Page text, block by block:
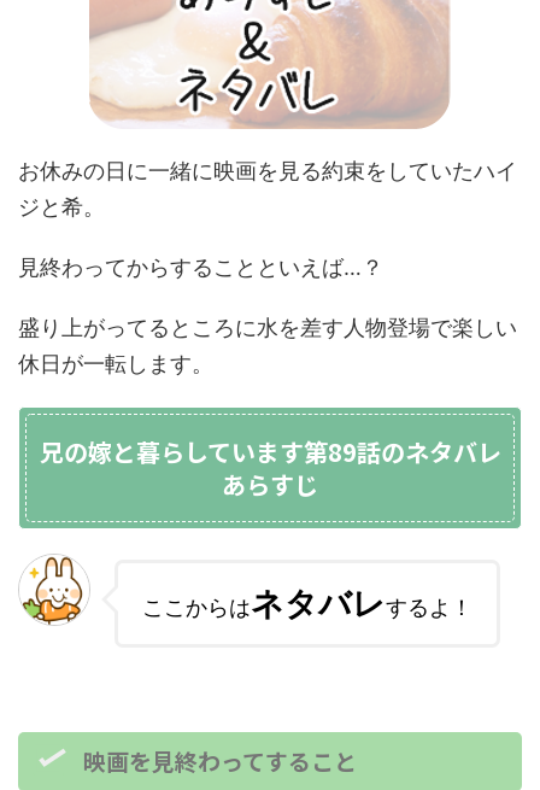
お休みの日に一緒に映画を見る約束をしていたハイ
ジと希。
見終わってからすることといえば…？
盛り上がってるところに水を差す人物登場で楽しい
休日が一転します。
兄の嫁と暮らしています第89話のネタバレ
あらすじ
ここからはネタバレするよ！
映画を見終わってすること